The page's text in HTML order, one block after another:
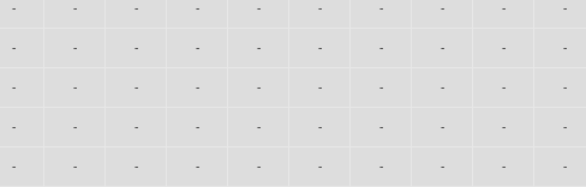
- - - - - - - - - -
- - - - - - - - - -
- - - - - - - - - -
- - - - - - - - - -
- - - - - - - - - -